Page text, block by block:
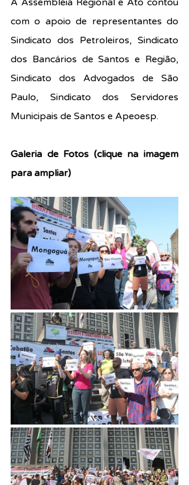
com o apoio de representantes do
Sindicato dos Petroleiros, Sindicato
dos Bancários de Santos e Região,
Sindicato dos Advogados de São
Paulo, Sindicato dos Servidores
Municipais de Santos e Apeoesp.
Galeria de Fotos (clique na imagem
para ampliar)